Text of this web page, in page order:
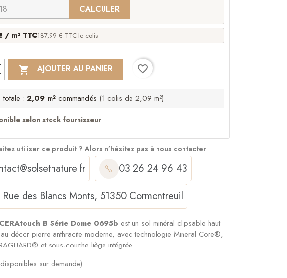
CALCULER
/ m² TTC187,99 € TTC le colis
 AJOUTER AU PANIER favorite_border
totale : 2,09 m²commandés (1 colis de 2,09 m²)
selon stock fournisseur
utiliser ce produit ?Alors n’hésitez pas à nous contacter !
03 26 24 96 43
des Blancs Monts, 51350 Cormontreuil
B Série Dome 0695b est un sol minéral clipsable haut
décor pierre anthracite moderne, avec technologie Mineral Core®,
et sous-couche liège intégrée.
sur demande)